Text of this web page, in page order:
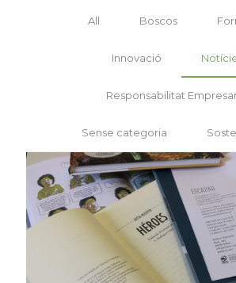
All Boscos
Innovació
Responsabilitat
Sense categoria